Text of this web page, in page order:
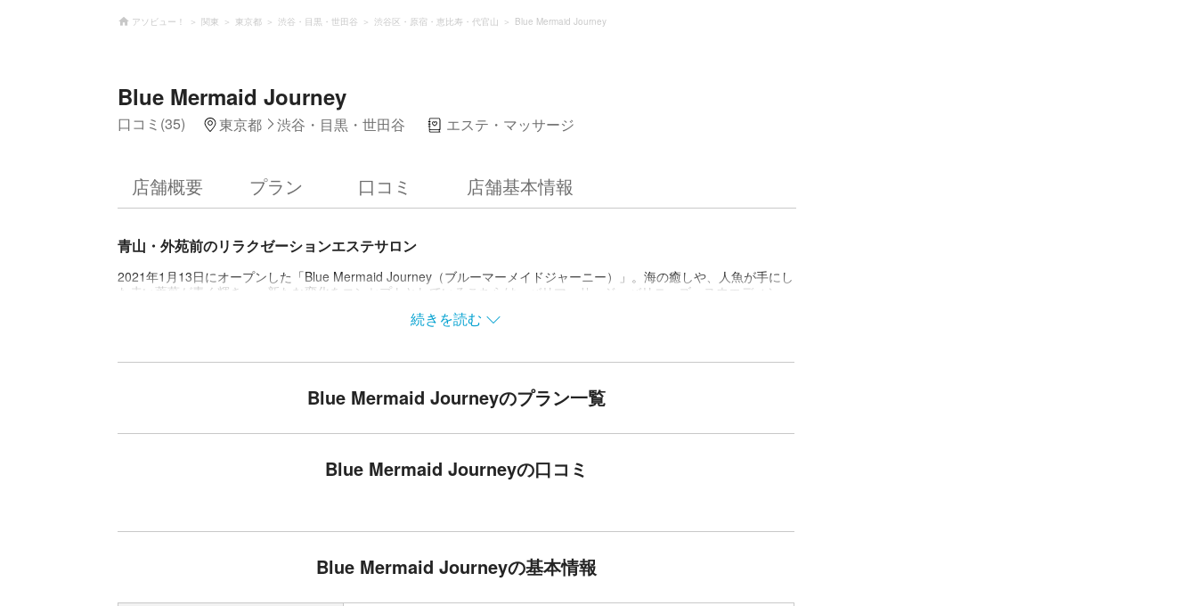
アソビュー！ 関東 東京都 渋谷・目黒・世田谷 渋谷区・原宿・恵比寿・代官山 Blue Mermaid Journey
Blue Mermaid Journey
口コミ(35) 東京都 渋谷・目黒・世田谷 エステ・マッサージ
店舗概要 プラン 口コミ 店舗基本情報
青山・外苑前のリラクゼーションエステサロン
2021年1月13日にオープンした「Blue Mermaid Journey（ブルーマーメイドジャーニー）」。海の癒しや、人魚が手にし
た赤い薔薇が青く輝き……新たな変化をコンセプトとしているこちらは、バリマッサージ、バリニーズ、スウエディシュ
わせて組合せは色々。いつも頑張っているご褒美や定期的なメンテナンスに、エステサロンで贅沢なひとときを過ごして
続きを読む
Blue Mermaid Journeyのプラン一覧
Blue Mermaid Journeyの口コミ
Blue Mermaid Journeyの基本情報